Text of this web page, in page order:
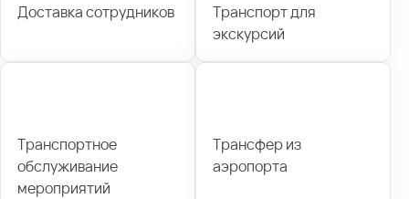
Доставка сотрудников
Транспорт для
экскурсий
Транспортное
обслуживание
мероприятий
Трансфер из
аэропорта